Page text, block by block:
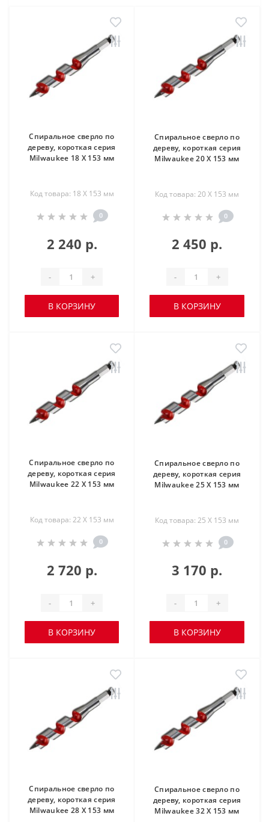
Спиральное сверло по
дереву, короткая серия
Milwaukee 18 X 153 мм
Код товара: 18 X 153 мм
0
2 240 р.
- +
В КОРЗИНУ
Спиральное сверло по
дереву, короткая серия
Milwaukee 20 X 153 мм
Код товара: 20 X 153 мм
0
2 450 р.
- +
В КОРЗИНУ
Спиральное сверло по
дереву, короткая серия
Milwaukee 22 X 153 мм
Код товара: 22 X 153 мм
0
2 720 р.
- +
В КОРЗИНУ
Спиральное сверло по
дереву, короткая серия
Milwaukee 25 X 153 мм
Код товара: 25 X 153 мм
0
3 170 р.
- +
В КОРЗИНУ
Спиральное сверло по
дереву, короткая серия
Milwaukee 28 X 153 мм
Спиральное сверло по
дереву, короткая серия
Milwaukee 32 X 153 мм